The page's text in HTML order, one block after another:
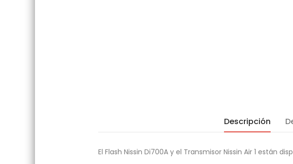
Descripción
El Flash Nissin Di700A y el Transmisor Nissin Air 1 están